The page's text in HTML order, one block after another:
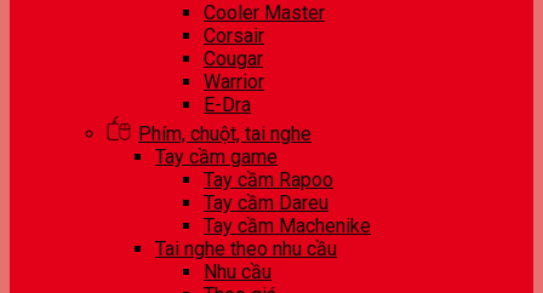
Cooler Master
Corsair
Cougar
Warrior
E-Dra
Phím, chuột, tai nghe
Tay cầm game
Tay cầm Rapoo
Tay cầm Dareu
Tay cầm Machenike
Tai nghe theo nhu cầu
Nhu cầu